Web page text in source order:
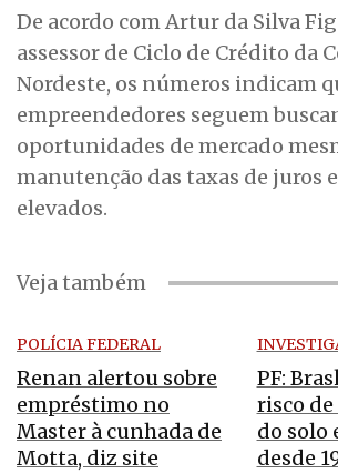
De acordo com Artur da Silva
assessor de Ciclo de Crédito da
Nordeste, os números indicam
empreendedores seguem
oportunidades de mercado
manutenção das taxas de juros
elevados.
Veja também
POLÍCIA FEDERAL
Renan alertou sobre
empréstimo no
Master à cunhada de
Motta, diz site
PF:
risco
do solo
desde